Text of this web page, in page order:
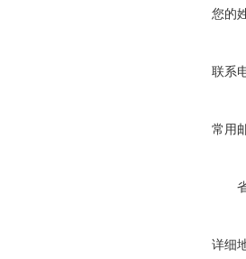
您的
联系
常用
详细